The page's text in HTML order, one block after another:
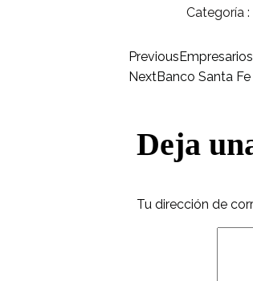
Categoría :
Previous
NextBanco Santa
Deja
Tu dirección de